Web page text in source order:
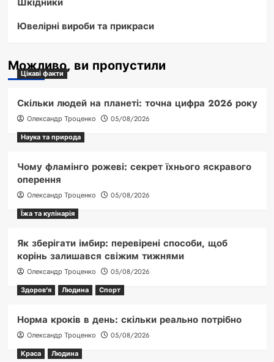
Ювелірні вироби та прикраси
Можливо, ви пропустили
Цікаві факти
Скільки людей на планеті: точна цифра 2026 року
Олександр Троценко
05/08/2026
Наука та природа
Чому фламінго рожеві: секрет їхнього яскравого
оперення
Олександр Троценко
05/08/2026
Їжа та кулінарія
Як зберігати імбир: перевірені способи, щоб
корінь залишався свіжим тижнями
Олександр Троценко
05/08/2026
Здоров'я
Людина Спорт
Норма кроків в день: скільки реально потрібно
Олександр Троценко
05/08/2026
Краса
Людина